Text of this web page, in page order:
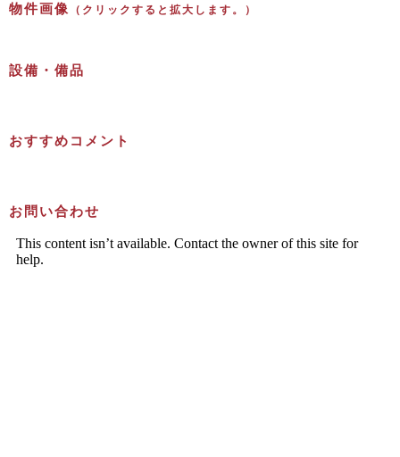
物件画像 （クリックすると拡大します。）
設備・備品
おすすめコメント
お問い合わせ